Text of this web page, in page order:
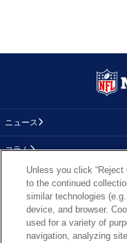
ニュース
コラム
Unless you click “Reject
to the continued
similar technologies
device, and browser.
used for a variety of
navigation, analyzing